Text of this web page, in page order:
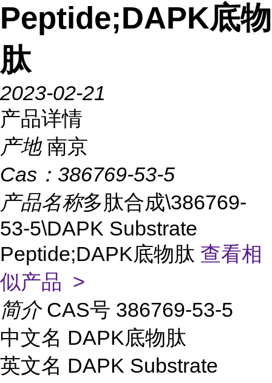
Peptide;DAPK底物
肽
2023-02-21
产品详情
产地 南京
Cas： 386769-53-5
产品名称多肽合成\386769-
53-5\DAPK Substrate
Peptide;DAPK底物肽 查看相
似产品 >
简介 CAS号 386769-53-5
中文名 DAPK底物肽
英文名 DAPK Substrate